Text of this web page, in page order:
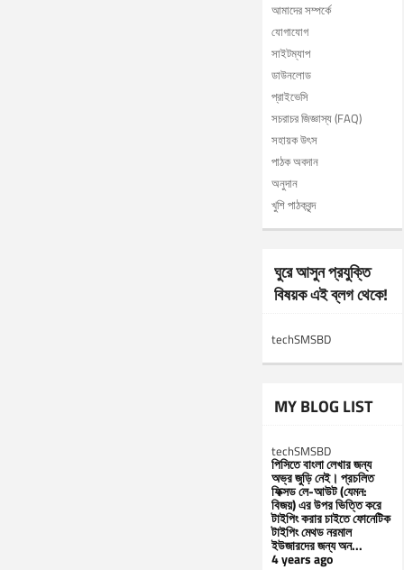
আমাদের সম্পর্কে
যোগাযোগ
সাইটম্যাপ
ডাউনলোড
প্রাইভেসি
সচরাচর জিজ্ঞাস্য (FAQ)
সহায়ক উৎস
পাঠক অবদান
অনুদান
খুশি পাঠকবৃন্দ
ঘুরে আসুন প্রযুক্তি
বিষয়ক এই ব্লগ থেকে!
techSMSBD
MY BLOG LIST
techSMSBD
পিসিতে বাংলা লেখার জন্য
অভ্র জুড়ি নেই। প্রচলিত
ফিক্সড লে-আউট (যেমন:
বিজয়) এর উপর ভিত্তি করে
টাইপিং করার চাইতে ফোনেটিক
টাইপিং মেথড নরমাল
ইউজারদের জন্য অন...
4 years ago